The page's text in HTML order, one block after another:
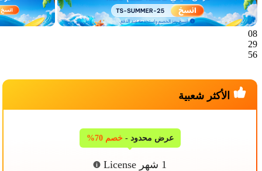
08
29
56
الأكثر شعبية
عرض محدود -خصم 70%
1 شهر License